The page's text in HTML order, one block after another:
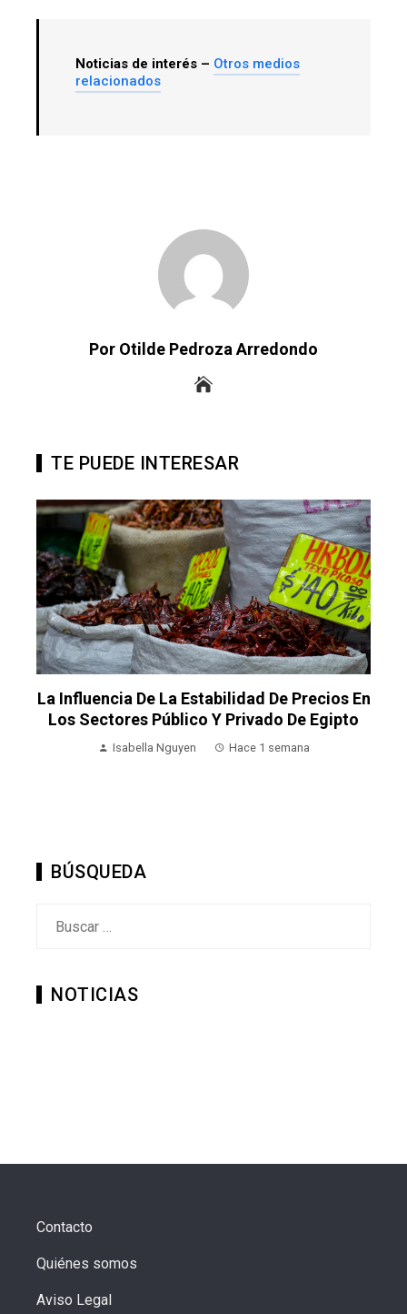
Noticias de interés – Otros medios
relacionados
Por Otilde Pedroza Arredondo
TE PUEDE INTERESAR
La Influencia De La Estabilidad De Precios En
Los Sectores Público Y Privado De Egipto
Isabella Nguyen Hace 1 semana
BÚSQUEDA
NOTICIAS
Contacto
Quiénes somos
Aviso Legal